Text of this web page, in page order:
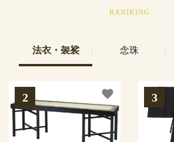
RANIKING
法衣・袈裟 念珠
favorite